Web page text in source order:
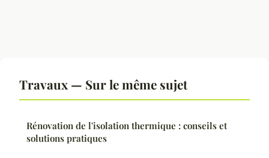
Travaux — Sur le même sujet
Rénovation de l'isolation thermique : conseils et
solutions pratiques